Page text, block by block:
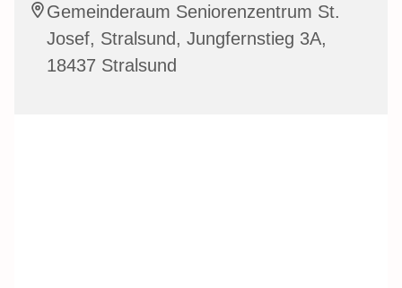
Gemeinderaum Seniorenzentrum St.
Josef, Stralsund, Jungfernstieg 3A,
18437 Stralsund